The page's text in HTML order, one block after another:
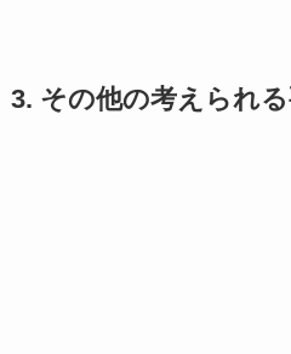
3. その他の考えられ